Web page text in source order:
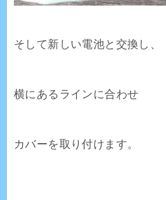
そして新しい電池と交換し、
横にあるラインに合わせ
カバーを取り付けます。